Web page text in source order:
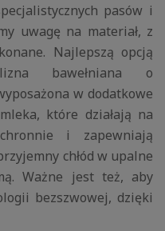
pasów i
uwagę na materiał, z
Najlepszą opcją
bawełniana o
w dodatkowe
które działają na
i zapewniają
chłód w upalne
Ważne jest też, aby
bezszwowej, dzięki